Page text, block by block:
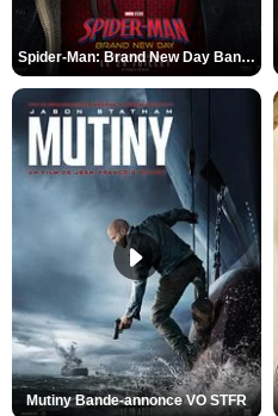
Spider-Man: Brand New Day Bande-annonce VO STFR
Mutiny Bande-annonce VO STFR